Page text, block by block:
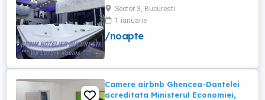
ROOMS de 5 stele Luxoasa cu un desing
unic si deosebit in Sector 3 Bucuresti .
APARTAMENTUL se alfa in Complex
Rezidential Nou . Acces Bariera
Sector 3, Bucuresti
1 ianuarie
/noapte
Camere airbnb Ghencea-Dantelei
acreditata Ministerul Economiei,